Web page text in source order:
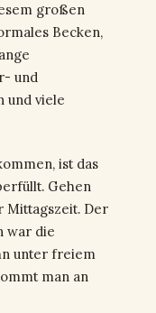
großen
Becken,
und
und viele
ist das
Gehen
Mittagszeit. Der
war die
unter freiem
man an